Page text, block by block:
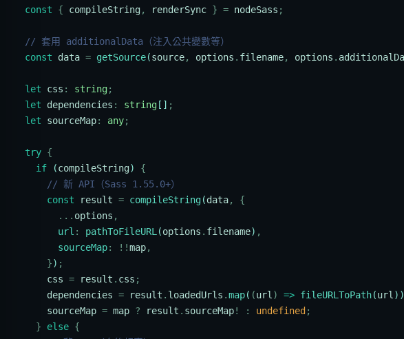
  const
{ compileString, renderSync } = nodeSass ;
  // 套用 additionalData（注入公共變數等）
  const
data = getSource(source, options . filename, options .
  let
css : string;
  let
dependencies : string [] ;
  let
sourceMap: any;
  try
{
    if
(compileString) {
      // 新 API（Sass 1.55.0+）
      const
result = compileString(data,
{
        ...
options ,
        url
: pathToFileURL (options . filename) ,
        sourceMap
: !!map,
      }
) ;
      css
= result . css ;
      dependencies
= result . loadedUrls .map( (url ) => fileURLToPath(url ))
      sourceMap
= map ? result . sourceMap! : undefined ;
    }
else {